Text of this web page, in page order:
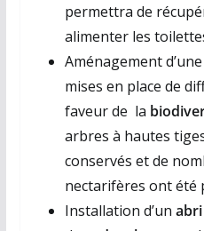
permettra de
alimenter les
Aménagement d’une
mises en place de
faveur de la
arbres à hautes
conservés et de
nectarifères ont été
Installation d’un